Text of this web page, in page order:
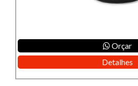
Orçar
Detalhes